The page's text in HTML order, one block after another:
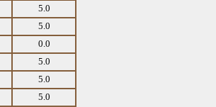
5.0
5.0
0.0
5.0
5.0
5.0